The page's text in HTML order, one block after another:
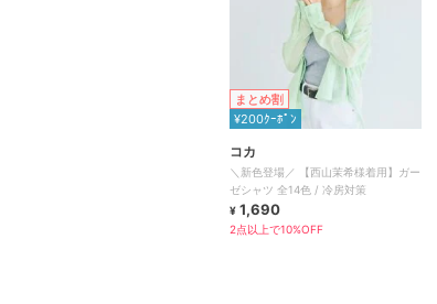
まとめ割
¥200ｸｰﾎﾟﾝ
コカ
＼新色登場／ 【西山茉希様着用】ガー
ゼシャツ 全14色 / 冷房対策
¥ 1,690
2点以上で10%OFF